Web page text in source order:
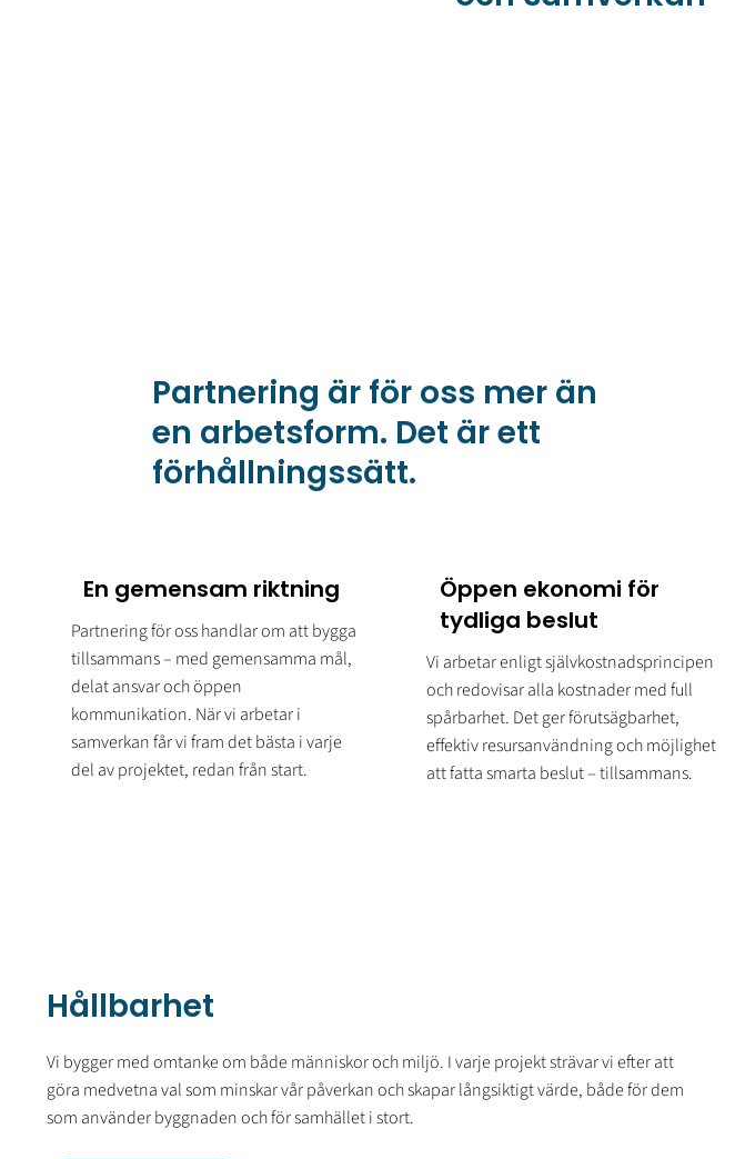
Partnering är för oss mer än
en arbetsform. Det är ett
förhållningssätt.
En gemensam riktning
Partnering för oss handlar om att bygga
tillsammans – med gemensamma mål,
delat ansvar och öppen
kommunikation. När vi arbetar i
samverkan får vi fram det bästa i varje
del av projektet, redan från start.
Öppen ekonomi för
tydliga beslut
Vi arbetar enligt självkostnadsprincipen
och redovisar alla kostnader med full
spårbarhet. Det ger förutsägbarhet,
effektiv resursanvändning och möjlighet
att fatta smarta beslut – tillsammans.
Hållbarhet
Vi bygger med omtanke om både människor och miljö. I varje projekt strävar vi efter att
göra medvetna val som minskar vår påverkan och skapar långsiktigt värde, både för dem
som använder byggnaden och för samhället i stort.